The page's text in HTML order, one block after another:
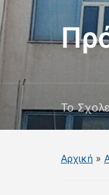
Το
Αρχική »